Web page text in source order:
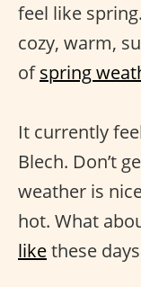
feel like
cozy, warm,
ofspring
It currently
Blech. Don’t
weather is
hot. What
likethese